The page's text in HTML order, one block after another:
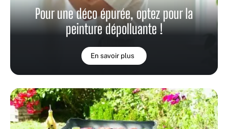
Pour une déco épurée, optez pour la
peinture dépolluante !
En savoir plus